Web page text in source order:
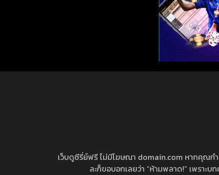
เว็บดูซีรี่ย์ฟรี ไม่มีโฆษณา domain.com หากคุณก
ละก็ขอบอกเลยว่า “ห้ามพลาด!” เพราะ